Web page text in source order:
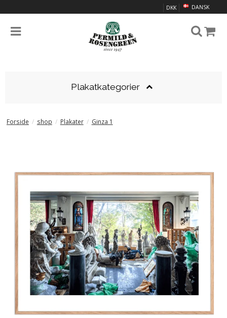
DANSK
DKK
Plakatkategorier
Forside / shop / Plakater / Ginza 1